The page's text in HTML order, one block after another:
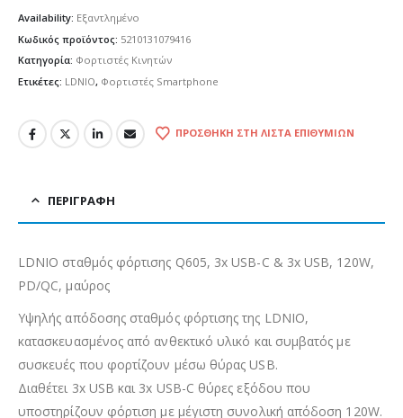
Availability: Εξαντλημένο
Κωδικός προϊόντος: 5210131079416
Κατηγορία: Φορτιστές Κινητών
Ετικέτες: LDNIO, Φορτιστές Smartphone
ΠΡΟΣΘΉΚΗ ΣΤΗ ΛΊΣΤΑ ΕΠΙΘΥΜΙΏΝ
ΠΕΡΙΓΡΑΦΉ
LDNIO σταθμός φόρτισης Q605, 3x USB-C & 3x USB, 120W,
PD/QC, μαύρος
Υψηλής απόδοσης σταθμός φόρτισης της LDNIO,
κατασκευασμένος από ανθεκτικό υλικό και συμβατός με
συσκευές που φορτίζουν μέσω θύρας USB.
Διαθέτει 3x USB και 3x USB-C θύρες εξόδου που
υποστηρίζουν φόρτιση με μέγιστη συνολική απόδοση 120W.